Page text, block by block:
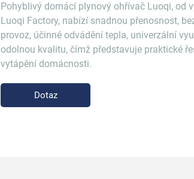
Pohyblivý domácí plynový ohřívač Luoqi, od
Luoqi Factory, nabízí snadnou přenosnost,
provoz, účinné odvádění tepla, univerzální
odolnou kvalitu, čímž představuje praktické
vytápění domácnosti.
Dotaz